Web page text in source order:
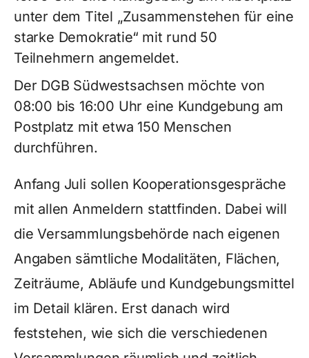
unter dem Titel „Zusammenstehen für eine
starke Demokratie“ mit rund 50
Teilnehmern angemeldet.
Der DGB Südwestsachsen möchte von
08:00 bis 16:00 Uhr eine Kundgebung am
Postplatz mit etwa 150 Menschen
durchführen.
Anfang Juli sollen Kooperationsgespräche
mit allen Anmeldern stattfinden. Dabei will
die Versammlungsbehörde nach eigenen
Angaben sämtliche Modalitäten, Flächen,
Zeiträume, Abläufe und Kundgebungsmittel
im Detail klären. Erst danach wird
feststehen, wie sich die verschiedenen